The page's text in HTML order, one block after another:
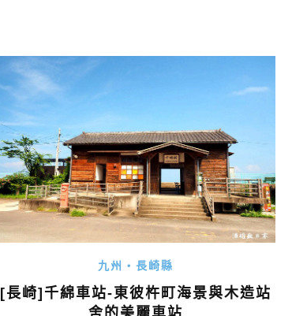
程總覽、必吃 […]…
九州・長崎縣
[長崎]千綿車站-東彼杵町海景與木造站
舍的美麗車站